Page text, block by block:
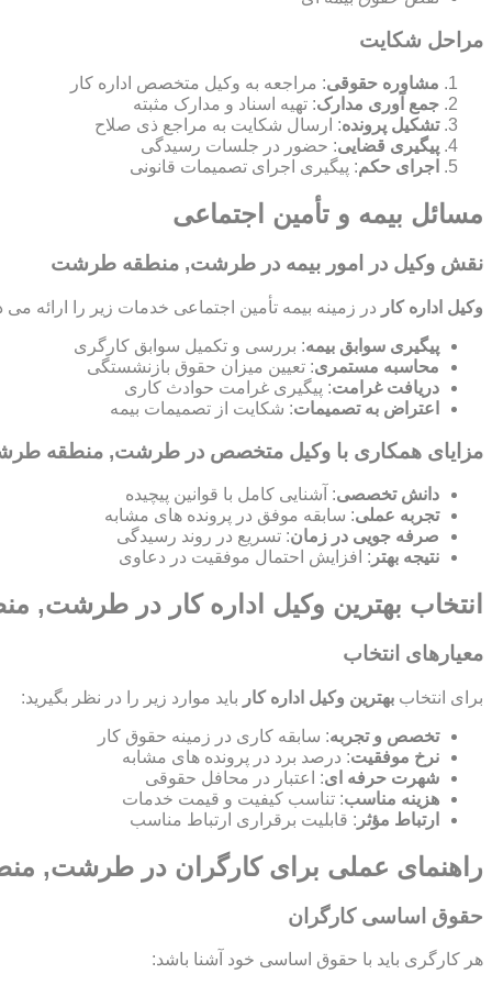
مراحل شکایت
مشاوره حقوقی: مراجعه به وکیل متخصص اداره کار
جمع آوری مدارک: تهیه اسناد و مدارک مثبته
تشکیل پرونده: ارسال شکایت به مراجع ذی صلاح
پیگیری قضایی: حضور در جلسات رسیدگی
اجرای حکم: پیگیری اجرای تصمیمات قانونی
مسائل بیمه و تأمین اجتماعی
نقش وکیل در امور بیمه در طرشت, منطقه طرشت
وکیل اداره کار در زمینه بیمه تأمین اجتماعی خدمات زیر را ارائه می
پیگیری سوابق بیمه: بررسی و تکمیل سوابق کارگری
محاسبه مستمری: تعیین میزان حقوق بازنشستگی
دریافت غرامت: پیگیری غرامت حوادث کاری
اعتراض به تصمیمات: شکایت از تصمیمات بیمه
مزایای همکاری با وکیل متخصص در طرشت, منطقه
دانش تخصصی: آشنایی کامل با قوانین پیچیده
تجربه عملی: سابقه موفق در پرونده های مشابه
صرفه جویی در زمان: تسریع در روند رسیدگی
نتیجه بهتر : افزایش احتمال موفقیت در دعاوی
انتخاب بهترین وکیل اداره کار در
معیارهای انتخاب
برای انتخاب بهترین وکیل اداره کار باید موارد زیر را در نظر بگیرید:
تخصص و تجربه: سابقه کاری در زمینه حقوق کار
نرخ موفقیت: درصد برد در پرونده های مشابه
شهرت حرفه ای: اعتبار در محافل حقوقی
هزینه مناسب: تناسب کیفیت و قیمت خدمات
ارتباط مؤثر : قابلیت برقراری ارتباط مناسب
راهنمای عملی برای کارگران در طرشت,
حقوق اساسی کارگران
هر کارگری باید با حقوق اساسی خود آشنا باشد: